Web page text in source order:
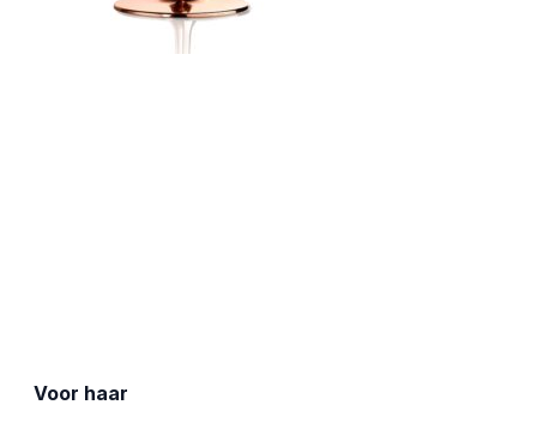
Voor haar